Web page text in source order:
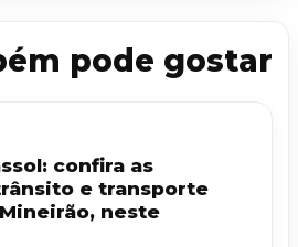
pode gostar
confira as
e transporte
neste